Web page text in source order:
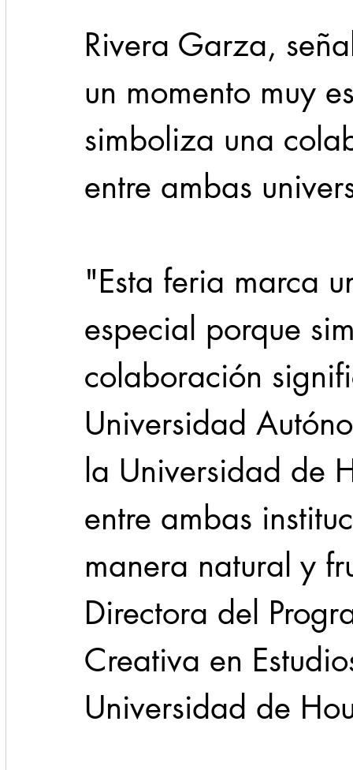
Rivera Garza,
un momento muy
simboliza una
entre ambas
"Esta feria marca
especial porque
colaboración
Universidad
la Universidad de
entre ambas
manera natural y
Directora del
Creativa en
Universidad de